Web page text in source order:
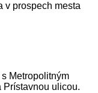
v prospech mesta
Metropolitným
Prístavnou ulicou.